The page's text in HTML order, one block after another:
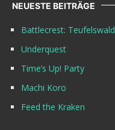
NEUESTE BEITRÄGE
Battlecrest: Teufelswald
Underquest
Time’s Up! Party
Machi Koro
Feed the Kraken